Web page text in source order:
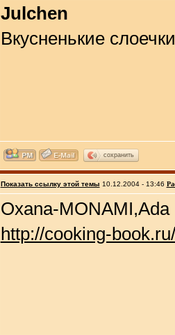
Julchen
Вкусненькие
сохранить
Показать ссылку этой темы 10.12.2004 - 13:46
Oxana-
http://cooking-